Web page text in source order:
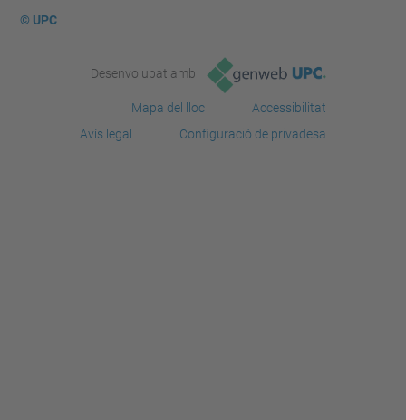
© UPC
Desenvolupat amb
Mapa del lloc
Accessibilitat
Avís legal
Configuració de privadesa